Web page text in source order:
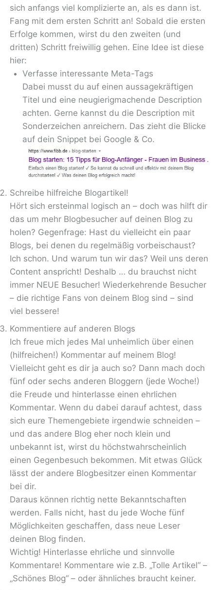
sich anfangs viel komplizierte an, als es dann ist.
Fang mit dem ersten Schritt an! Sobald die ersten
Erfolge kommen, wirst du den zweiten (und
dritten) Schritt freiwillig gehen. Eine Idee ist diese
hier:
Verfasse interessante Meta-Tags
Dabei musst du auf einen aussagekräftigen
Titel und eine neugierigmachende Description
achten. Gerne kannst du die Description mit
Sonderzeichen anreichern. Das zieht die Blicke
auf dein Snippet bei Google & Co.
Schreibe hilfreiche Blogartikel!
Hört sich ersteinmal logisch an – doch was hilft dir
das um mehr Blogbesucher auf deinen Blog zu
holen? Gegenfrage: Hast du vielleicht ein paar
Blogs, bei denen du regelmäßig vorbeischaust?
Ich schon. Und warum tun wir das? Weil uns deren
Content anspricht! Deshalb … du brauchst nicht
immer NEUE Besucher! Wiederkehrende Besucher
– die richtige Fans von deinem Blog sind – sind
viel bessere!
Kommentiere auf anderen Blogs
Ich freue mich jedes Mal unheimlich über einen
(hilfreichen!) Kommentar auf meinem Blog!
Vielleicht geht es dir ja auch so? Dann mach doch
fünf oder sechs anderen Bloggern (jede Woche!)
die Freude und hinterlasse einen ehrlichen
Kommentar. Wenn du dabei darauf achtest, dass
sich eure Themengebiete irgendwie schneiden –
und das andere Blog eher noch klein und
unbekannt ist, wirst du höchstwahrscheinlich
einen Gegenbesuch bekommen. Mit etwas Glück
lässt der andere Blogbesitzer einen Kommentar
bei dir.
Daraus können richtig nette Bekanntschaften
werden. Falls nicht, hast du jede Woche fünf
Möglichkeiten geschaffen, dass neue Leser
deinen Blog finden.
Wichtig! Hinterlasse ehrliche und sinnvolle
Kommentare! Kommentare wie z.B. „Tolle Artikel“ –
„Schönes Blog“ – oder ähnliches braucht keiner.